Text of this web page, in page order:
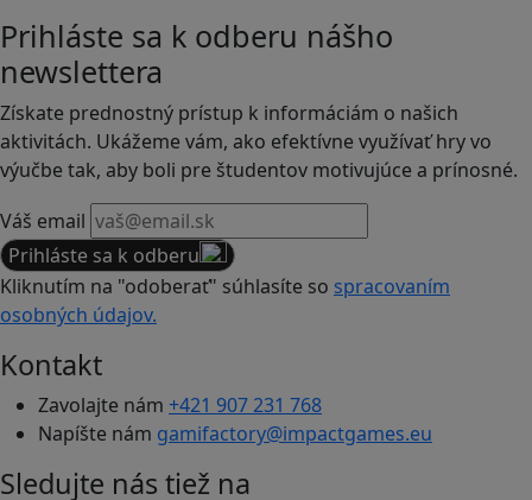
Prihláste sa k odberu nášho
newslettera
Získate prednostný prístup k informáciám o našich
aktivitách. Ukážeme vám, ako efektívne využívať hry vo
výučbe tak, aby boli pre študentov motivujúce a prínosné.
Váš email
Prihláste sa k odberu
Kliknutím na "odoberať" súhlasíte so spracovaním
osobných údajov.
Kontakt
Zavolajte nám +421 907 231 768
Napíšte nám gamifactory@impactgames.eu
Sledujte nás tiež na